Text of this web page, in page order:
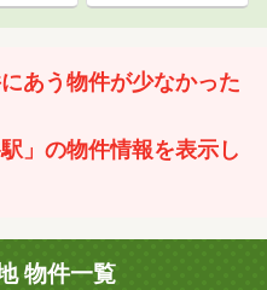
あう物件が少なかった
」の物件情報を表示し
物件一覧